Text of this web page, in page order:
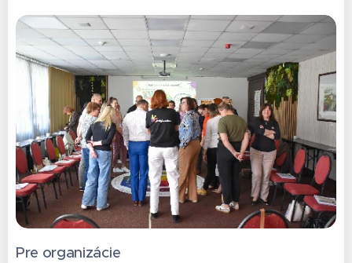
Pre organizácie